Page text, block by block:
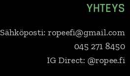
YHTEYS
Sähköposti: ropeefi@gmail.com
045 271 8450
IG Direct: @ropee.fi